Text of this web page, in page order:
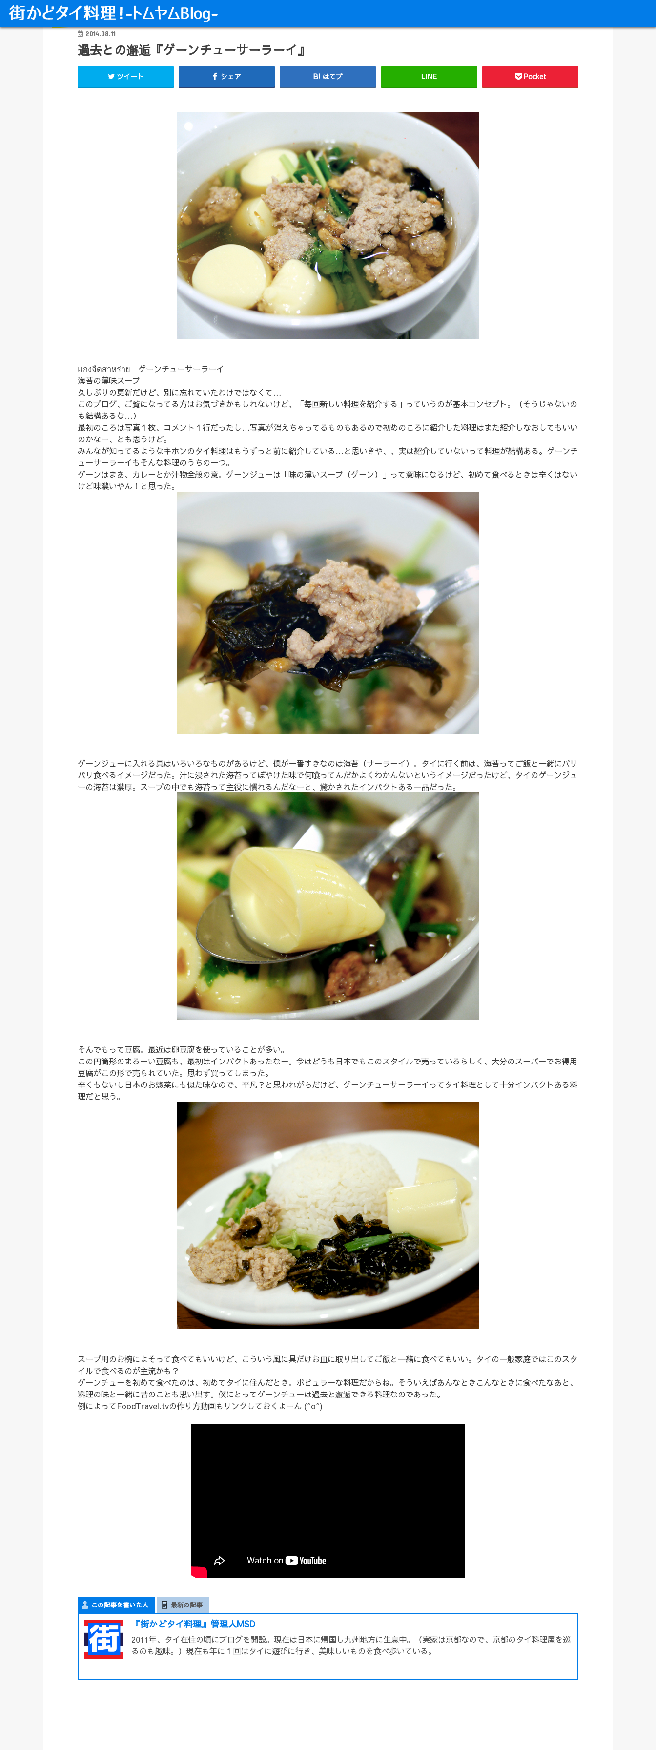
タイ料理 カレー・スープ類
2014.08.11
過去との邂逅『ゲーンチューサーラーイ』
ツイート シェア はてブ LINE Pocket
แกงจืดสาหร่าย ゲーンチューサーラーイ
海苔の薄味スープ
久しぶりの更新だけど、別に忘れていたわけではなくて…
このブログ、ご覧になってる方はお気づきかもしれないけど、「毎回新しい料理を紹介する」っていうのが基本コンセプト。（そうじゃないの
も結構あるな…）
最初のころは写真１枚、コメント１行だったし…写真が消えちゃってるものもあるので初めのころに紹介した料理はまた紹介しなおしてもいい
のかなー、とも思うけど。
みんなが知ってるようなキホンのタイ料理はもうずっと前に紹介している…と思いきや、、実は紹介していないって料理が結構ある。ゲーンチ
ューサーラーイもそんな料理のうちの一つ。
ゲーンはまあ、カレーとか汁物全般の意。ゲーンジューは「味の薄いスープ（ゲーン）」って意味になるけど、初めて食べるときは辛くはない
けど味濃いやん！と思った。
ゲーンジューに入れる具はいろいろなものがあるけど、僕が一番すきなのは海苔（サーラーイ）。タイに行く前は、海苔ってご飯と一緒にパリ
パリ食べるイメージだった。汁に浸された海苔ってぼやけた味で何喰ってんだかよくわかんないというイメージだったけど、タイのゲーンジュ
ーの海苔は濃厚。スープの中でも海苔って主役に慣れるんだなーと、驚かされたインパクトある一品だった。
そんでもって豆腐。最近は卵豆腐を使っていることが多い。
この円筒形のまるーい豆腐も、最初はインパクトあったなー。今はどうも日本でもこのスタイルで売っているらしく、大分のスーパーでお得用
豆腐がこの形で売られていた。思わず買ってしまった。
辛くもないし日本のお惣菜にも似た味なので、平凡？と思われがちだけど、ゲーンチューサーラーイってタイ料理として十分インパクトある料
理だと思う。
スープ用のお椀によそって食べてもいいけど、こういう風に具だけお皿に取り出してご飯と一緒に食べてもいい。タイの一般家庭ではこのスタ
イルで食べるのが主流かも？
ゲーンチューを初めて食べたのは、初めてタイに住んだとき。ポピュラーな料理だからね。そういえばあんなときこんなときに食べたなあと、
料理の味と一緒に昔のことも思い出す。僕にとってゲーンチューは過去と邂逅できる料理なのであった。
例によってFoodTravel.tvの作り方動画もリンクしておくよーん (^o^)
この記事を書いた人 最新の記事
『街かどタイ料理』管理人MSD
2011年、タイ在住の頃にブログを開設。現在は日本に帰国し九州地方に生息中。（実家は京都なので、京都のタイ料理屋を巡
るのも趣味。）現在も年に１回はタイに遊びに行き、美味しいものを食べ歩いている。